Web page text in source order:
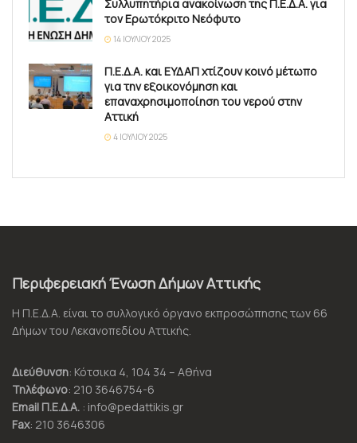
Συλλυπητήρια ανακοίνωση της Π.Ε.Δ.Α. για
τον Ερωτόκριτο Νεόφυτο
14 ΙΟΥΛΊΟΥ 2025
Π.Ε.Δ.Α. και ΕΥΔΑΠ χτίζουν κοινό μέτωπο
για την εξοικονόμηση και
επαναχρησιμοποίηση του νερού στην
Αττική
4 ΙΟΥΛΊΟΥ 2025
Περιφερειακή Ένωση Δήμων Αττικής
Η Π.Ε.Δ.Α. είναι το συλλογικό όργανο εκπροσώπησης των 66
Δήμων του Λεκανοπεδίου Αττικής.
Διεύθυνση: Κότσικα 4, 104 34 – Αθήνα
Τηλέφωνο: 210 3646754-6
Email Π.Ε.Δ.Α. : info@pedattikis.gr
Fax: 210 3646306